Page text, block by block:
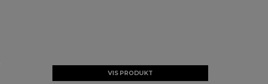
VIS PRODUKT